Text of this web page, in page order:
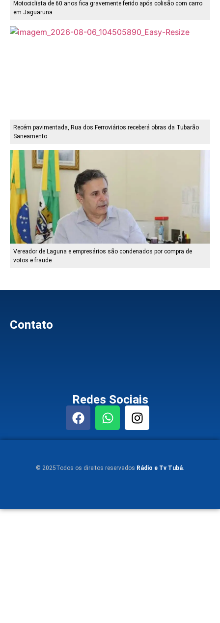
Motociclista de 60 anos fica gravemente ferido após colisão com carro
em Jaguaruna
Recém pavimentada, Rua dos Ferroviários receberá obras da Tubarão
Saneamento
Vereador de Laguna e empresários são condenados por compra de
votos e fraude
Contato
Redes Sociais
© 2025Todos os direitos reservados Rádio e Tv Tubá.